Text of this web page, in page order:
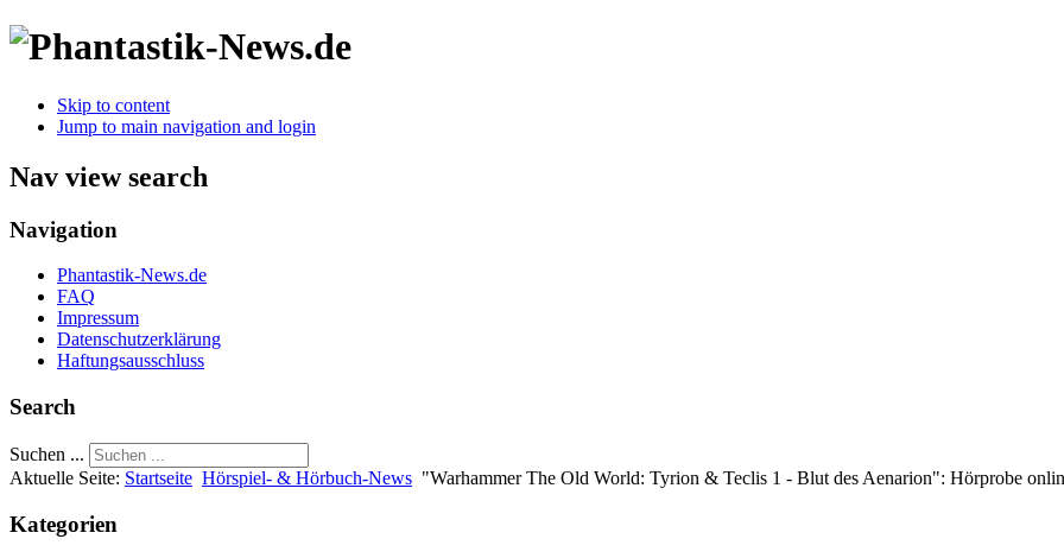
Skip to content
Jump to main navigation and login
Nav view search
Navigation
Phantastik-News.de
FAQ
Impressum
Datenschutzerklärung
Haftungsausschluss
Search
Suchen ...
Aktuelle Seite: Startseite Hörspiel- & Hörbuch-News "Warhammer The Old World: Tyrion & Teclis 1 - Blut des Aenarion": Hörprobe
Kategorien